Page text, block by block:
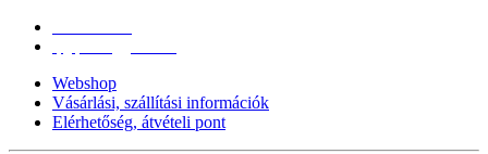
Webshop
Vásárlási, szállítási információk
Elérhetőség, átvételi pont